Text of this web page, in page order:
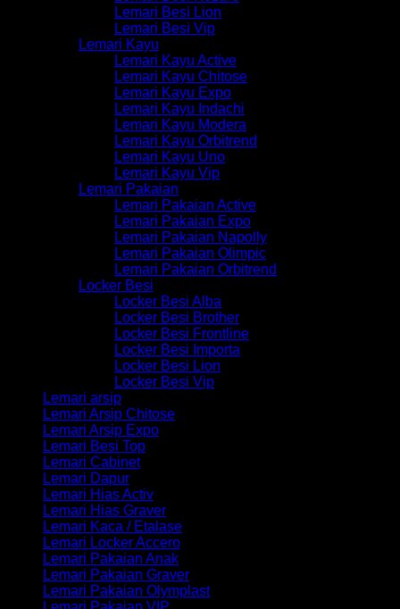
Lemari Besi Lion
Lemari Besi Vip
Lemari Kayu
Lemari Kayu Active
Lemari Kayu Chitose
Lemari Kayu Expo
Lemari Kayu Indachi
Lemari Kayu Modera
Lemari Kayu Orbitrend
Lemari Kayu Uno
Lemari Kayu Vip
Lemari Pakaian
Lemari Pakaian Active
Lemari Pakaian Expo
Lemari Pakaian Napolly
Lemari Pakaian Olimpic
Lemari Pakaian Orbitrend
Locker Besi
Locker Besi Alba
Locker Besi Brother
Locker Besi Frontline
Locker Besi Importa
Locker Besi Lion
Locker Besi Vip
Lemari arsip
Lemari Arsip Chitose
Lemari Arsip Expo
Lemari Besi Top
Lemari Cabinet
Lemari Dapur
Lemari Hias Activ
Lemari Hias Graver
Lemari Kaca / Etalase
Lemari Locker Accero
Lemari Pakaian Anak
Lemari Pakaian Graver
Lemari Pakaian Olymplast